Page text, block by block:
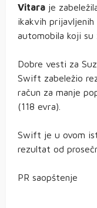
Vitara je
ikakvih
automobila koji su
Dobre vesti za
Swift zabeležio
račun za manje
(118 evra).
Swift je u ovom
rezultat od
PR saopštenje